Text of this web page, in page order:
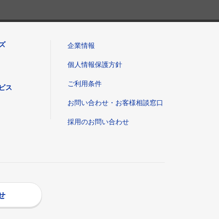
ス
企業情報
個人情報保護方針
ご利用条件
お問い合わせ・お客様相談窓口
採用のお問い合わせ